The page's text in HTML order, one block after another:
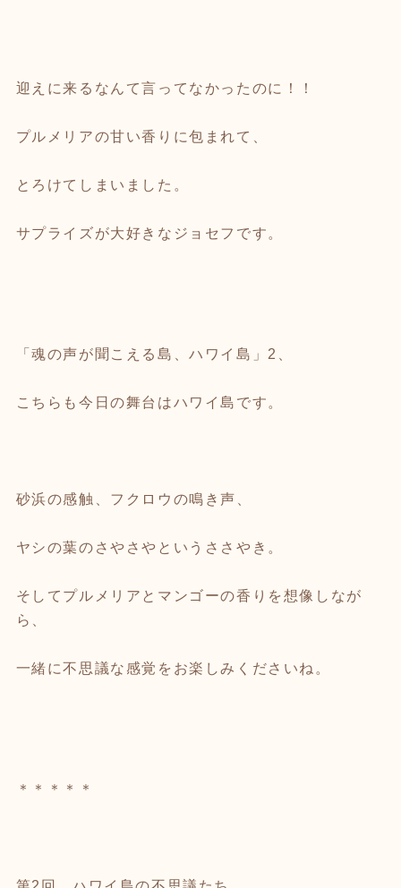
迎えに来るなんて言ってなかったのに！！
プルメリアの甘い香りに包まれて、
とろけてしまいました。
サプライズが大好きなジョセフです。
「魂の声が聞こえる島、ハワイ島」2、
こちらも今日の舞台はハワイ島です。
砂浜の感触、フクロウの鳴き声、
ヤシの葉のさやさやというささやき。
そしてプルメリアとマンゴーの香りを想像しなが
ら、
一緒に不思議な感覚をお楽しみくださいね。
＊＊＊＊＊